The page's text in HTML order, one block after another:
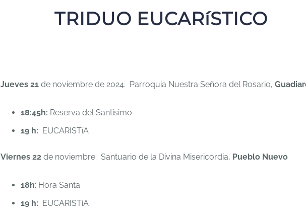
TRIDUO EUCARíSTICO
Jueves 21 de noviembre de 2024. Parroquia Nuestra Señora del Rosario,
18:45h: Reserva del Santísimo
19 h: EUCARISTíA
Viernes 22 de noviembre. Santuario de la Divina Misericordia, Pueblo Nuevo
18h: Hora Santa
19 h: EUCARISTíA